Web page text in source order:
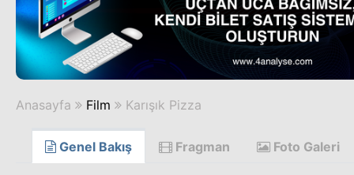
Anasayfa Film Karışık Pizza
Genel Bakış Fragman Foto Galeri